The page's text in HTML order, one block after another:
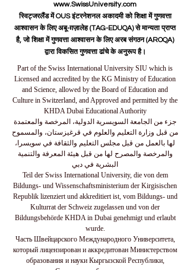
www.SwissUniversity.com
स्विट्जरलैंड में OUS इंटरनेशनल अकादमी को शिक्षा में गुणवत्ता
आश्वासन के लिए अबू-ग़ज़ालेह (TAG-EDUQA) से मान्यता प्राप्त
है, जो शिक्षा में गुणवत्ता आश्वासन के लिए अरब संगठन (AROQA)
द्वारा विकसित गुणवत्ता ढांचे के अनुरूप है।
Part of the Swiss International University SIU which is
Licensed and accredited by the KG Ministry of Education
and Science, allowed by the Board of Education and
Culture in Switzerland, and Approved and permitted by the
KHDA Dubai Educational Authority
جزء من الجامعة السويسرية الدولية، المرخصة والمعتمدة
من قبل وزارة التعليم والعلوم في قرغيزستان، والمسموح
لها بالعمل من قبل مجلس التعليم والثقافة في سويسرا،
والمرخصة والمصرح لها من قبل هيئة المعرفة والتنمية
البشرية في دبي
Teil der Swiss International University, die von dem
Bildungs- und Wissenschaftsministerium der Kirgisischen
Republik lizenziert und akkreditiert ist, vom Bildungs- und
Kulturrat der Schweiz zugelassen und von der
Bildungsbehörde KHDA in Dubai genehmigt und erlaubt
wurde.
Часть Швейцарского Международного Университета,
который лицензирован и аккредитован Министерством
образования и науки Кыргызской Республики,